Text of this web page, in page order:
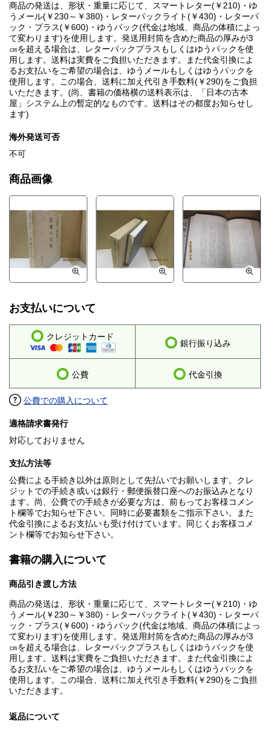
商品の発送は、形状・重量に応じて、スマートレター(￥210)・ゆ
うメール(￥230～￥380)・レターパックライト(￥430)・レターパ
ック・プラス(￥600)・ゆうパック(代金は地域、商品の体積によっ
て変わります)を使用します。発送用封筒を含めた商品の厚みが3
㎝を超える場合は、レターパックプラスもしくはゆうパックを使
用します。送料は実費をご負担いただきます。また代金引換によ
るお支払いをご希望の場合は、ゆうメールもしくはゆうパックを
使用します。この場合、送料に加え代引き手数料(￥290)をご負担
いただきます。(尚、書籍の価格横の送料表示は、「日本の古本
屋」システム上の暫定的なものです。送料はその都度お知らせし
ます)
海外発送可否
不可
商品画像
お支払いについて
クレジットカード
銀行振り込み
公費 代金引換
公費での購入について
適格請求書発行
対応しておりません
支払方法等
公費による手続き以外は原則として先払いでお願いします。クレ
ジットでの手続き或いは銀行・郵便振替口座へのお振込みとなり
ます。尚、公費での手続きが必要な方は、前もってお客様コメン
ト欄等でお知らせ下さい。同時に必要書類をご指示下さい。また
代金引換によるお支払いも受け付けています。同じくお客様コメ
ント欄等でお知らせ下さい。
書籍の購入について
商品引き渡し方法
商品の発送は、形状・重量に応じて、スマートレター(￥210)・ゆ
うメール(￥230～￥380)・レターパックライト(￥430)・レターパ
ック・プラス(￥600)・ゆうパック(代金は地域、商品の体積によっ
て変わります)を使用します。発送用封筒を含めた商品の厚みが3
㎝を超える場合は、レターパックプラスもしくはゆうパックを使
用します。送料は実費をご負担いただきます。また代金引換によ
るお支払いをご希望の場合は、ゆうメールもしくはゆうパックを
使用します。この場合、送料に加え代引き手数料(￥290)をご負担
いただきます。
返品について